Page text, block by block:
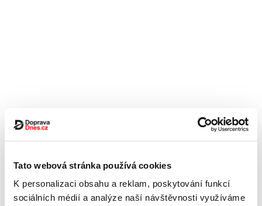
Tato webová stránka používá cookies
K personalizaci obsahu a reklam, poskytování funkcí
sociálních médií a analýze naší návštěvnosti využíváme